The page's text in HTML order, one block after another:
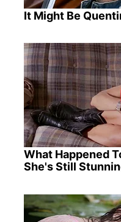
It Might Be
What Happened
She's Still